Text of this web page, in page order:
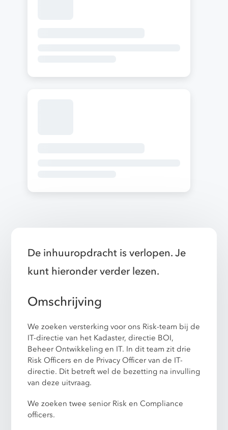
De inhuuropdracht is verlopen. Je
kunt hieronder verder lezen.
Omschrijving
We zoeken versterking voor ons Risk-team bij de
IT-directie van het Kadaster, directie BOI,
Beheer Ontwikkeling en IT. In dit team zit drie
Risk Officers en de Privacy Officer van de IT-
directie. Dit betreft wel de bezetting na invulling
van deze uitvraag.
We zoeken twee senior Risk en Compliance
officers.